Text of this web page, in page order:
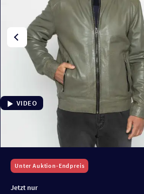
VIDEO
Unter Auktion-Endpreis
Jetzt nur